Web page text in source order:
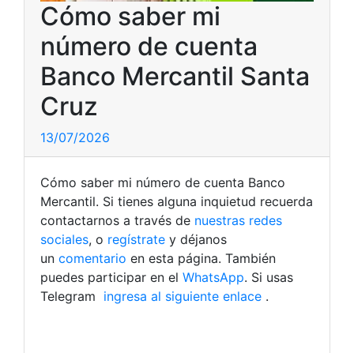
Cómo saber mi
número de cuenta
Banco Mercantil Santa
Cruz
13/07/2026
Cómo saber mi número de cuenta Banco
Mercantil. Si tienes alguna inquietud recuerda
contactarnos a través de nuestras redes
sociales, o regístrate y déjanos
un comentario en esta página. También
puedes participar en el WhatsApp. Si usas
Telegram ingresa al siguiente enlace .